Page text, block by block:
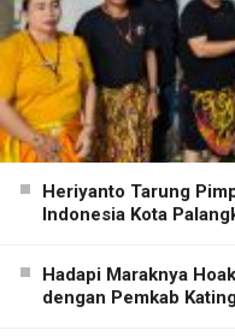
Heriyanto Tarung
Indonesia Kota
Hadapi Maraknya
dengan Pemkab